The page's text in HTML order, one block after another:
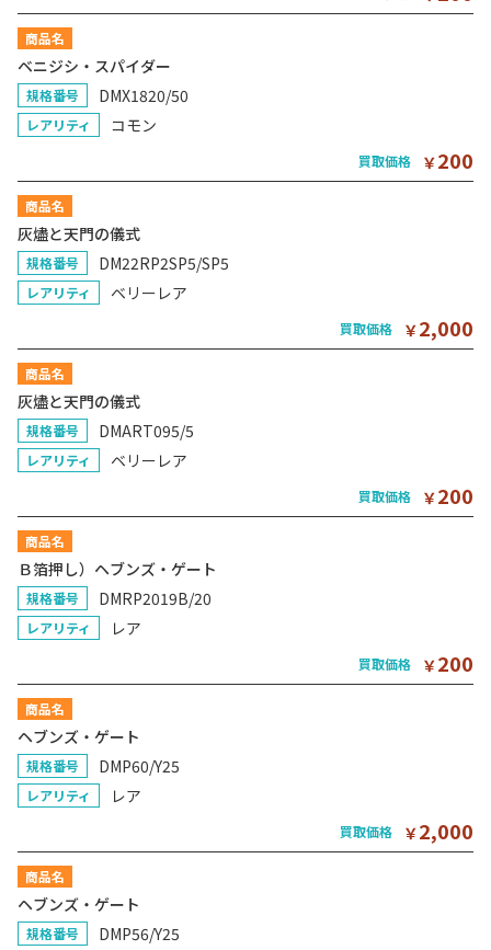
商品名
ベニジシ・スパイダー
規格番号 DMX1820/50
レアリティ コモン
買取価格 ￥200
商品名
灰燼と天門の儀式
規格番号 DM22RP2SP5/SP5
レアリティ ベリーレア
買取価格 ￥2,000
商品名
灰燼と天門の儀式
規格番号 DMART095/5
レアリティ ベリーレア
買取価格 ￥200
商品名
Ｂ箔押し）ヘブンズ・ゲート
規格番号 DMRP2019B/20
レアリティ レア
買取価格 ￥200
商品名
ヘブンズ・ゲート
規格番号 DMP60/Y25
レアリティ レア
買取価格 ￥2,000
商品名
ヘブンズ・ゲート
規格番号 DMP56/Y25